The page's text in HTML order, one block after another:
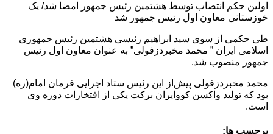
اولین حکم انتصاب توسط هشتمین رئیس جمهور امضا شد/ یک
خوزستانی معاون اول رئیس جمهور شد
طی حکمی از سوی سید ابراهیم رئیسی هشتمین رئیس جمهوری
اسلامی ایران ” محمد مخبردزفولی‌” به عنوان معاون اول رئیس
جمهور منصوب شد.
محمد مخبردزفولی پیش‌از این رئیس ستاد اجرایی فرمان امام(ره)
بود که تولید واکسن کووایران برکت یکی از افتخارات دوره وی
است.
برچسب ها: